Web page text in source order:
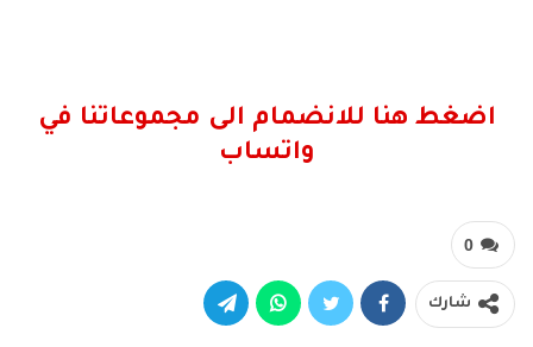
اضغط هنا للانضمام الى مجموعاتنا في
واتساب
0
شارك